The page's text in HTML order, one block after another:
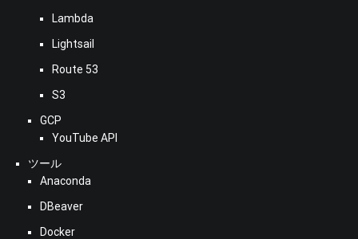
Lambda
Lightsail
Route 53
S3
GCP
YouTube API
ツール
Anaconda
DBeaver
Docker